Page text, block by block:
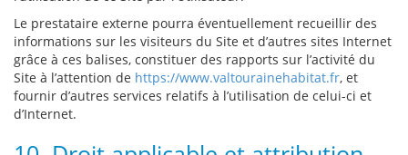
Le prestataire externe pourra éventuellement recueillir des
informations sur les visiteurs du Site et d’autres sites Internet
grâce à ces balises, constituer des rapports sur l’activité du
Site à l’attention de https://www.valtourainehabitat.fr, et
fournir d’autres services relatifs à l’utilisation de celui-ci et
d’Internet.